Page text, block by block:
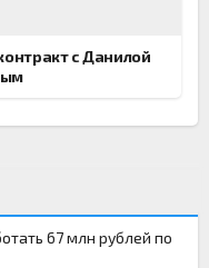
с Данилой
67 млн рублей по